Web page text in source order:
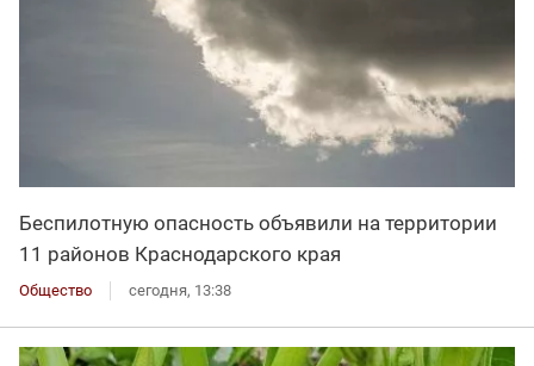
Беспилотную опасность объявили на территории
11 районов Краснодарского края
Общество сегодня, 13:38